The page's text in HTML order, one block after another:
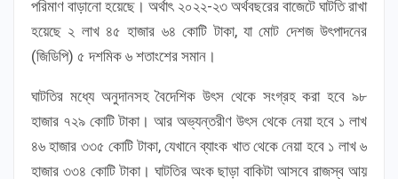
পরিমাণ বাড়ানো হয়েছে। অর্থাৎ ২০২২-২৩ অর্থবছরের বাজেটে ঘাটতি রাখা
হয়েছে ২ লাখ ৪৫ হাজার ৬৪ কোটি টাকা, যা মোট দেশজ উৎপাদনের
(জিডিপি) ৫ দশমিক ৬ শতাংশের সমান।
ঘাটতির মধ্যে অনুদানসহ বৈদেশিক উৎস থেকে সংগ্রহ করা হবে ৯৮
হাজার ৭২৯ কোটি টাকা। আর অভ্যন্তরীণ উৎস থেকে নেয়া হবে ১ লাখ
৪৬ হাজার ৩৩৫ কোটি টাকা, যেখানে ব্যাংক খাত থেকে নেয়া হবে ১ লাখ ৬
হাজার ৩৩৪ কোটি টাকা। ঘাটতির অংক ছাড়া বাকিটা আসবে রাজস্ব আয়